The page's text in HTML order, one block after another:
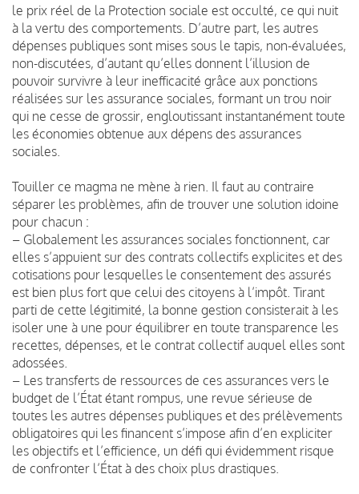
le prix réel de la Protection sociale est occulté, ce qui nuit
à la vertu des comportements. D’autre part, les autres
dépenses publiques sont mises sous le tapis, non-évaluées,
non-discutées, d’autant qu’elles donnent l’illusion de
pouvoir survivre à leur inefficacité grâce aux ponctions
réalisées sur les assurance sociales, formant un trou noir
qui ne cesse de grossir, engloutissant instantanément toute
les économies obtenue aux dépens des assurances
sociales.
Touiller ce magma ne mène à rien. Il faut au contraire
séparer les problèmes, afin de trouver une solution idoine
pour chacun :
– Globalement les assurances sociales fonctionnent, car
elles s’appuient sur des contrats collectifs explicites et des
cotisations pour lesquelles le consentement des assurés
est bien plus fort que celui des citoyens à l’impôt. Tirant
parti de cette légitimité, la bonne gestion consisterait à les
isoler une à une pour équilibrer en toute transparence les
recettes, dépenses, et le contrat collectif auquel elles sont
adossées.
– Les transferts de ressources de ces assurances vers le
budget de l’État étant rompus, une revue sérieuse de
toutes les autres dépenses publiques et des prélèvements
obligatoires qui les financent s’impose afin d’en expliciter
les objectifs et l’efficience, un défi qui évidemment risque
de confronter l’État à des choix plus drastiques.